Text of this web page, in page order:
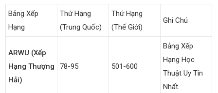
Bảng Xếp
Hạng
Thứ Hạng
(Trung Quốc)
Thứ Hạng
(Thế Giới)
Ghi Chú
ARWU (Xếp
Hạng Thượng
Hải)
78-95 501-600
Bảng Xếp
Hạng Học
Thuật Uy Tín
Nhất.